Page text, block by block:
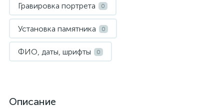
Гравировка портрета 0
Установка памятника 0
ФИО, даты, шрифты 0
Описание